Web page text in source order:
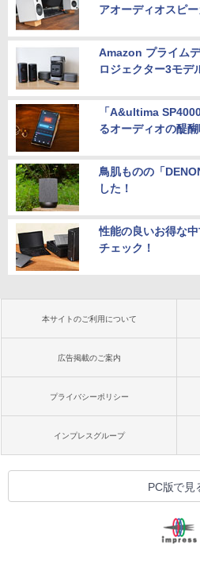
アオーディオスピー
Amazon プライム
ロジェクター3モデ
「A&ultima
るオーディオの醍
鳥肌ものの「
した！
性能の良いお得な
チェック！
本サイトのご利用について
広告掲載のご案内
プライバシーポリシー
インプレスグループ
PC版で見